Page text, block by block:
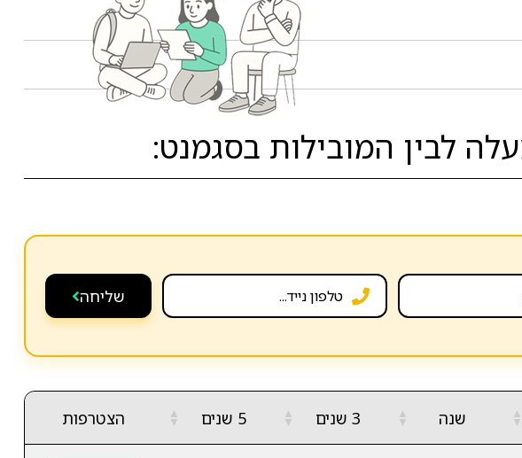
שליחה
▲
▼ שנה ▲
▼ 3 שנים ▲
▼ 5 שנים ▲
▼ הצטרפות